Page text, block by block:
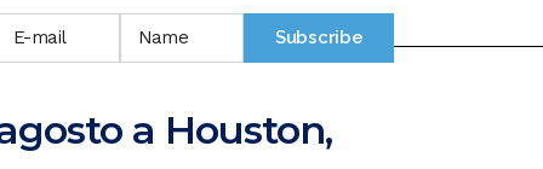
a Houston,